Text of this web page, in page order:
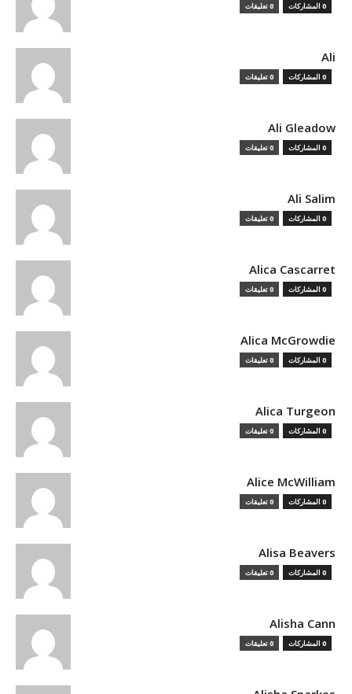
0 المشاركات 0 تعليقات
Ali
0 المشاركات 0 تعليقات
Ali Gleadow
0 المشاركات 0 تعليقات
Ali Salim
0 المشاركات 0 تعليقات
Alica Cascarret
0 المشاركات 0 تعليقات
Alica McGrowdie
0 المشاركات 0 تعليقات
Alica Turgeon
0 المشاركات 0 تعليقات
Alice McWilliam
0 المشاركات 0 تعليقات
Alisa Beavers
0 المشاركات 0 تعليقات
Alisha Cann
0 المشاركات 0 تعليقات